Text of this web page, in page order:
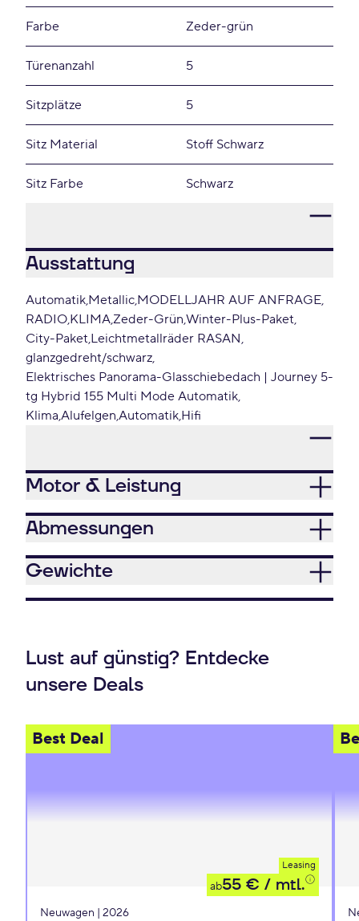
Farbe Zeder-grün
Türenanzahl 5
Sitzplätze 5
Sitz Material Stoff Schwarz
Sitz Farbe Schwarz
Ausstattung
Automatik Metallic MODELLJAHR AUF ANFRAGE
RADIO KLIMAZeder-Grün Winter-Plus-Paket
City-Paket Leichtmetallräder RASAN
glanzgedreht/schwarz
Elektrisches Panorama-Glasschiebedach | Journey 5-
tg Hybrid 155 Multi Mode Automatik
Klima Alufelgen Automatik Hifi
Motor & Leistung
Abmessungen
Gewichte
Lust auf günstig? Entdecke
unsere Deals
Best Deal
Leasing
ab55 € / mtl.
Neuwagen | 2026